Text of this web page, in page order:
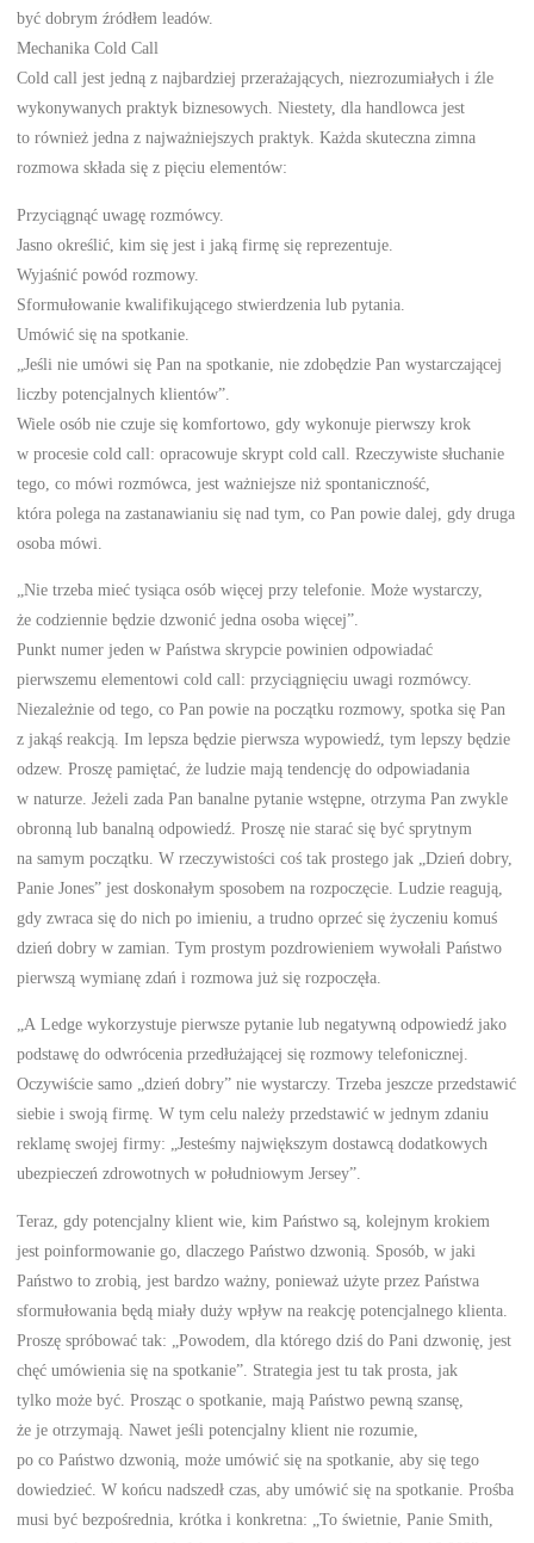
być dobrym źródłem leadów.
Mechanika Cold Call
Cold call jest jedną z najbardziej przerażających, niezrozumiałych i źle
wykonywanych praktyk biznesowych. Niestety, dla handlowca jest
to również jedna z najważniejszych praktyk. Każda skuteczna zimna
rozmowa składa się z pięciu elementów:
Przyciągnąć uwagę rozmówcy.
Jasno określić, kim się jest i jaką firmę się reprezentuje.
Wyjaśnić powód rozmowy.
Sformułowanie kwalifikującego stwierdzenia lub pytania.
Umówić się na spotkanie.
„Jeśli nie umówi się Pan na spotkanie, nie zdobędzie Pan wystarczającej
liczby potencjalnych klientów”.
Wiele osób nie czuje się komfortowo, gdy wykonuje pierwszy krok
w procesie cold call: opracowuje skrypt cold call. Rzeczywiste słuchanie
tego, co mówi rozmówca, jest ważniejsze niż spontaniczność,
która polega na zastanawianiu się nad tym, co Pan powie dalej, gdy druga
osoba mówi.
„Nie trzeba mieć tysiąca osób więcej przy telefonie. Może wystarczy,
że codziennie będzie dzwonić jedna osoba więcej”.
Punkt numer jeden w Państwa skrypcie powinien odpowiadać
pierwszemu elementowi cold call: przyciągnięciu uwagi rozmówcy.
Niezależnie od tego, co Pan powie na początku rozmowy, spotka się Pan
z jakąś reakcją. Im lepsza będzie pierwsza wypowiedź, tym lepszy będzie
odzew. Proszę pamiętać, że ludzie mają tendencję do odpowiadania
w naturze. Jeżeli zada Pan banalne pytanie wstępne, otrzyma Pan zwykle
obronną lub banalną odpowiedź. Proszę nie starać się być sprytnym
na samym początku. W rzeczywistości coś tak prostego jak „Dzień dobry,
Panie Jones” jest doskonałym sposobem na rozpoczęcie. Ludzie reagują,
gdy zwraca się do nich po imieniu, a trudno oprzeć się życzeniu komuś
dzień dobry w zamian. Tym prostym pozdrowieniem wywołali Państwo
pierwszą wymianę zdań i rozmowa już się rozpoczęła.
„A Ledge wykorzystuje pierwsze pytanie lub negatywną odpowiedź jako
podstawę do odwrócenia przedłużającej się rozmowy telefonicznej.
Oczywiście samo „dzień dobry” nie wystarczy. Trzeba jeszcze przedstawić
siebie i swoją firmę. W tym celu należy przedstawić w jednym zdaniu
reklamę swojej firmy: „Jesteśmy największym dostawcą dodatkowych
ubezpieczeń zdrowotnych w południowym Jersey”.
Teraz, gdy potencjalny klient wie, kim Państwo są, kolejnym krokiem
jest poinformowanie go, dlaczego Państwo dzwonią. Sposób, w jaki
Państwo to zrobią, jest bardzo ważny, ponieważ użyte przez Państwa
sformułowania będą miały duży wpływ na reakcję potencjalnego klienta.
Proszę spróbować tak: „Powodem, dla którego dziś do Pani dzwonię, jest
chęć umówienia się na spotkanie”. Strategia jest tu tak prosta, jak
tylko może być. Prosząc o spotkanie, mają Państwo pewną szansę,
że je otrzymają. Nawet jeśli potencjalny klient nie rozumie,
po co Państwo dzwonią, może umówić się na spotkanie, aby się tego
dowiedzieć. W końcu nadszedł czas, aby umówić się na spotkanie. Prośba
musi być bezpośrednia, krótka i konkretna: „To świetnie, Panie Smith,